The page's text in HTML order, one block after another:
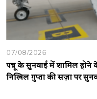
07/08/2026
पन्नू के सुनवाई में शामिल
निखिल गुप्ता की सज़ा पर